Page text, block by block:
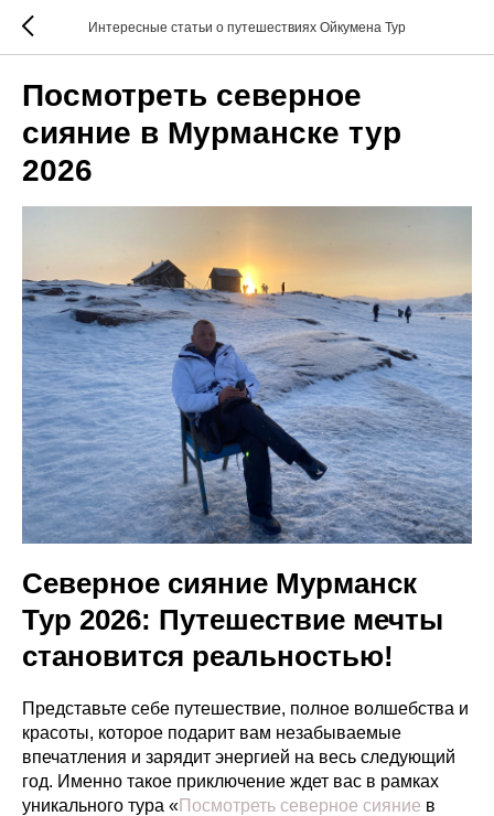
Интересные статьи о путешествиях Ойкумена Тур
Посмотреть северное
сияние в Мурманске тур
2026
Северное сияние Мурманск
Тур 2026: Путешествие мечты
становится реальностью!
Представьте себе путешествие, полное волшебства и
красоты, которое подарит вам незабываемые
впечатления и зарядит энергией на весь следующий
год. Именно такое приключение ждет вас в рамках
уникального тура «Посмотреть северное сияние в